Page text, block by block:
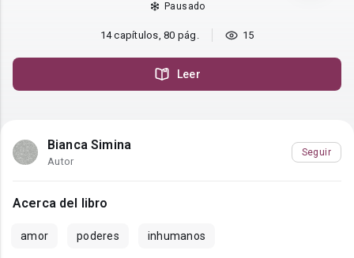
Pausado
14 capítulos, 80 pág. 15
Leer
Bianca Simina
Autor
Seguir
Acerca del libro
amor poderes inhumanos